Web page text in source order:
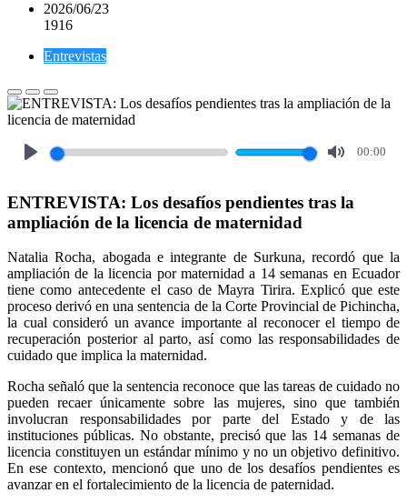
2026/06/23
1916
Entrevistas
00:00
ENTREVISTA: Los desafíos pendientes tras la
ampliación de la licencia de maternidad
Natalia Rocha, abogada e integrante de Surkuna, recordó que la
ampliación de la licencia por maternidad a 14 semanas en Ecuador
tiene como antecedente el caso de Mayra Tirira. Explicó que este
proceso derivó en una sentencia de la Corte Provincial de Pichincha,
la cual consideró un avance importante al reconocer el tiempo de
recuperación posterior al parto, así como las responsabilidades de
cuidado que implica la maternidad.
Rocha señaló que la sentencia reconoce que las tareas de cuidado no
pueden recaer únicamente sobre las mujeres, sino que también
involucran responsabilidades por parte del Estado y de las
instituciones públicas. No obstante, precisó que las 14 semanas de
licencia constituyen un estándar mínimo y no un objetivo definitivo.
En ese contexto, mencionó que uno de los desafíos pendientes es
avanzar en el fortalecimiento de la licencia de paternidad.